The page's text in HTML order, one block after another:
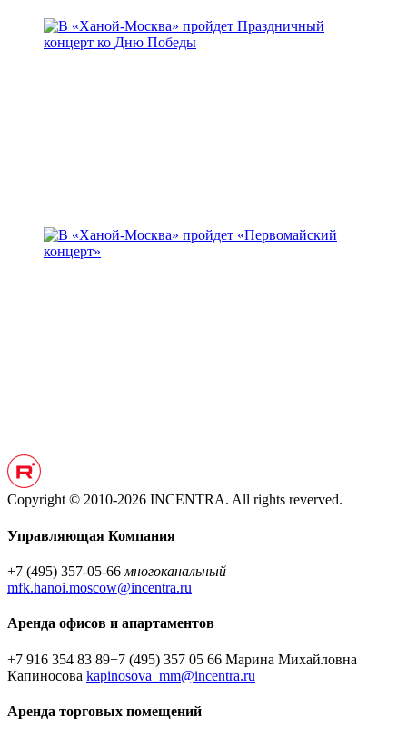
Copyright © 2010-2026 INCENTRA. All rights reverved.
Управляющая Компания
+7 (495) 357-05-66 многоканальный
mfk.hanoi.moscow@incentra.ru
Аренда офисов и апартаментов
+7 916 354 83 89+7 (495) 357 05 66 Марина Михайловна
Капиносова kapinosova_mm@incentra.ru
Аренда торговых помещений